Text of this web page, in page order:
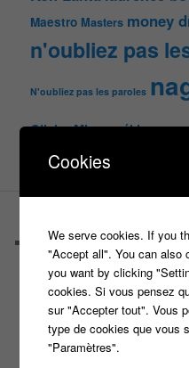
Maestro Masters money
n'oubliez pas
N'oubliez pas les paroles
Olivier Minne pékin
tournagetv
Castings
C’est quoi un casteur ?
C’est quoi un directeur
Harry
Motus
Slam
C’est quoi un casting ?
Cookies
We serve cookies. If you
"Accept all". You can also
you want by clicking
cookies. Si vous pensez
sur "Accepter tout". Vous
type de cookies que vous
"Paramètres".